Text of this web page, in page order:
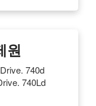
원
740d
740Ld